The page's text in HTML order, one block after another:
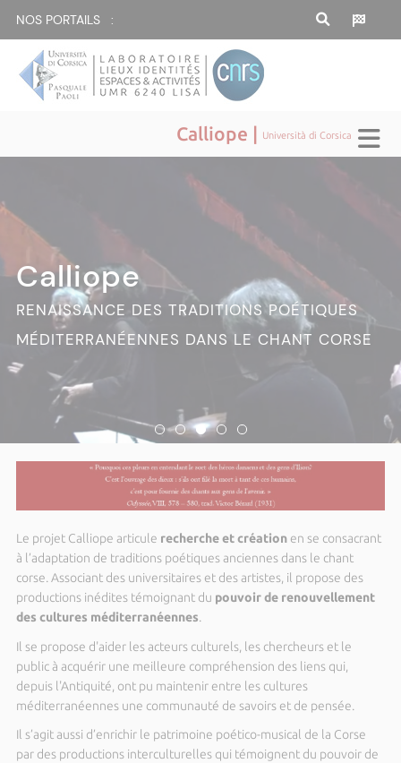
NOS PORTAILS :
Calliope | Università di Corsica
Calliope
Calliope
Calliope
RENAISSANCE DES TRADITIONS POÉTIQUES
MÉDITERRANÉENNES DANS LE CHANT CORSE
Calliope
Calliope
Le projet Calliope articule recherche et créationen se consacrant
à l’adaptation de traditions poétiques anciennes dans le chant
corse. Associant des universitaires et des artistes, il propose des
productions inédites témoignant du pouvoir de renouvellement
des cultures méditerranéennes.
Il se propose d'aider les acteurs culturels, les chercheurs et le
public à acquérir une meilleure compréhension des liens qui,
depuis l'Antiquité, ont pu maintenir entre les cultures
méditerranéennes une communauté de savoirs et de pensée.
Il s’agit aussi d’enrichir le patrimoine poético-musical de la Corse
par des productions interculturelles qui témoignent du pouvoir de